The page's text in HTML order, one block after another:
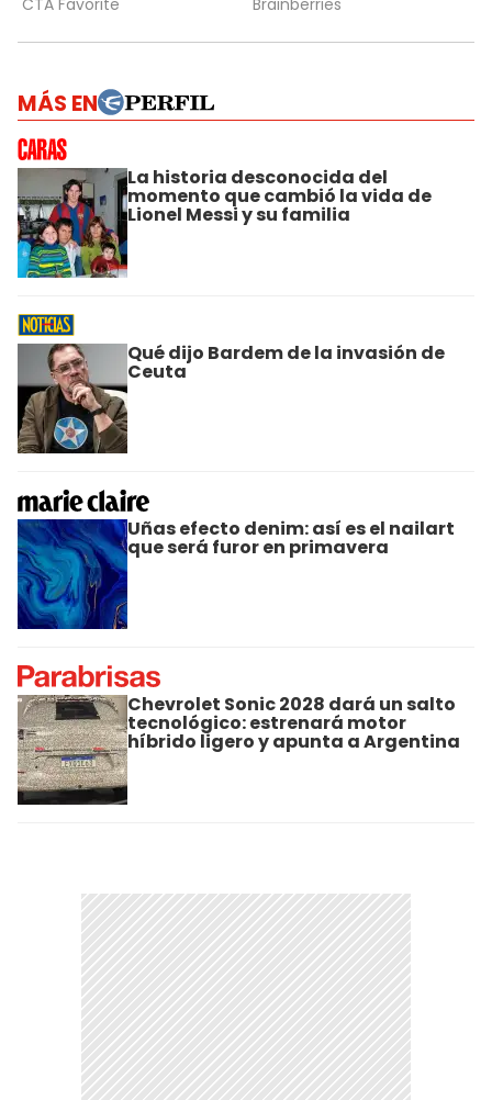
MÁS EN
La historia desconocida del
momento que cambió la vida de
Lionel Messi y su familia
Qué dijo Bardem de la invasión de
Ceuta
Uñas efecto denim: así es el nailart
que será furor en primavera
Chevrolet Sonic 2028 dará un salto
tecnológico: estrenará motor
híbrido ligero y apunta a Argentina